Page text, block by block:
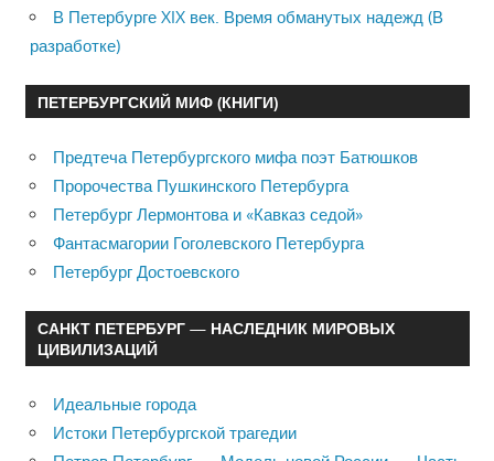
В Петербурге XIX век. Время обманутых надежд (В
разработке)
ПЕТЕРБУРГСКИЙ МИФ (КНИГИ)
Предтеча Петербургского мифа поэт Батюшков
Пророчества Пушкинского Петербурга
Петербург Лермонтова и «Кавказ седой»
Фантасмагории Гоголевского Петербурга
Петербург Достоевского
САНКТ ПЕТЕРБУРГ — НАСЛЕДНИК МИРОВЫХ
ЦИВИЛИЗАЦИЙ
Идеальные города
Истоки Петербургской трагедии